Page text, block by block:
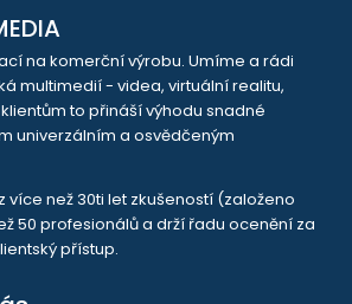
na komerční výrobu. Umíme a rádi
multimedií - videa, virtuální realitu,
to přináší výhodu snadné
univerzálním a osvědčeným
více než 30ti let zkušeností (založeno
50 profesionálů a drží řadu ocenění za
přístup.